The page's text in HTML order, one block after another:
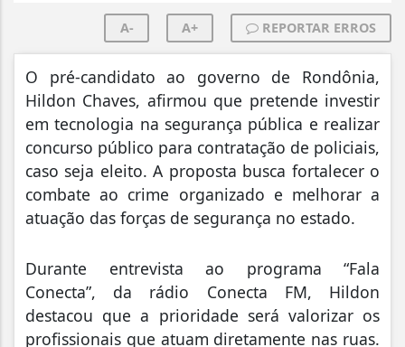
A- A+ REPORTAR ERROS
O pré-candidato ao governo de Rondônia,
Hildon Chaves, afirmou que pretende investir
em tecnologia na segurança pública e realizar
concurso público para contratação de policiais,
caso seja eleito. A proposta busca fortalecer o
combate ao crime organizado e melhorar a
atuação das forças de segurança no estado.
Durante entrevista ao programa “Fala
Conecta”, da rádio Conecta FM, Hildon
destacou que a prioridade será valorizar os
profissionais que atuam diretamente nas ruas.